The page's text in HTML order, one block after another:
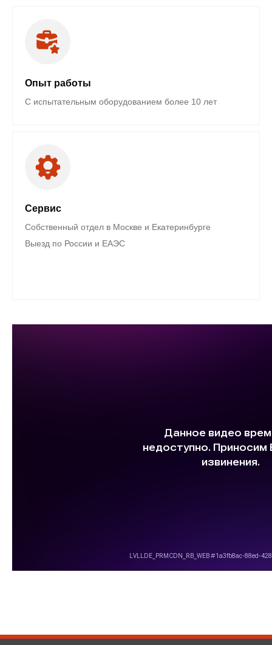
Опыт работы
С испытательным оборудованием более 10 лет
Сервис
Собственный отдел в Москве и Екатеринбурге
Выезд по России и ЕАЭС